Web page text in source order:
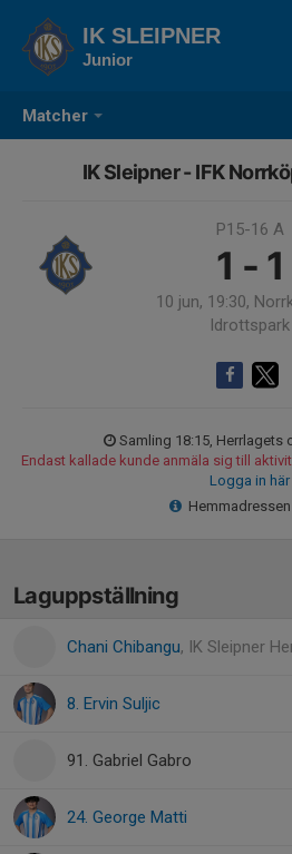
Matcher
IK SLEIPNER
Junior
IK Sleipner - IFK
P15-16 A
1 - 1
10 jun, 19:30,
Idrottspark
Samling 18:15, Herrlagets
Endast kallade kunde anmäla sig till
Logga in här
Laguppställning
Chani Chibangu, IK Sleipner
8. Ervin Suljic
91. Gabriel Gabro
24. George Matti